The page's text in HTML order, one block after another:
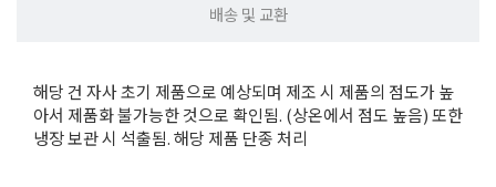
배송 및 교환
해당 건 자사 초기 제품으로 예상되며 제조 시 제품의 점도가 높
아서 제품화 불가능한 것으로 확인됨. (상온에서 점도 높음) 또한
냉장 보관 시 석출됨. 해당 제품 단종 처리